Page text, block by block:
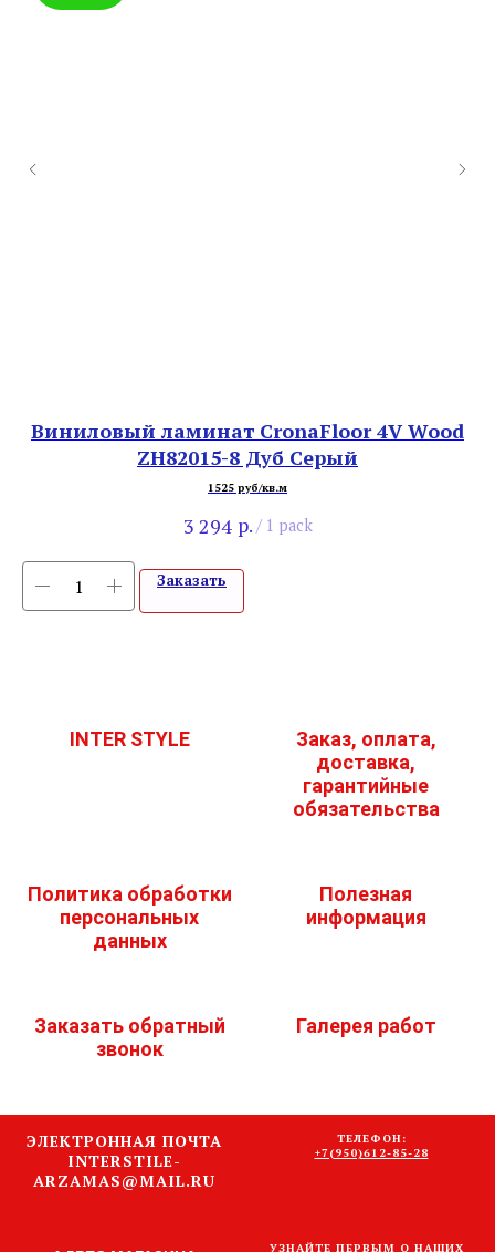
Виниловый ламинат CronaFloor 4V Wood
ZH82015-8 Дуб Серый
1525 руб/кв.м
3 294 р. / 1 pack
Заказать
INTER STYLE
Заказ, оплата,
доставка,
гарантийные
обязательства
Политика обработки
персональных
данных
Полезная
информация
Заказать обратный
звонок
Галерея работ
ЭЛЕКТРОННАЯ ПОЧТА
INTERSTILE-
ARZAMAS@MAIL.RU
ТЕЛЕФОН:
+7(950)612-85-28
УЗНАЙТЕ ПЕРВЫМ О НАШИХ